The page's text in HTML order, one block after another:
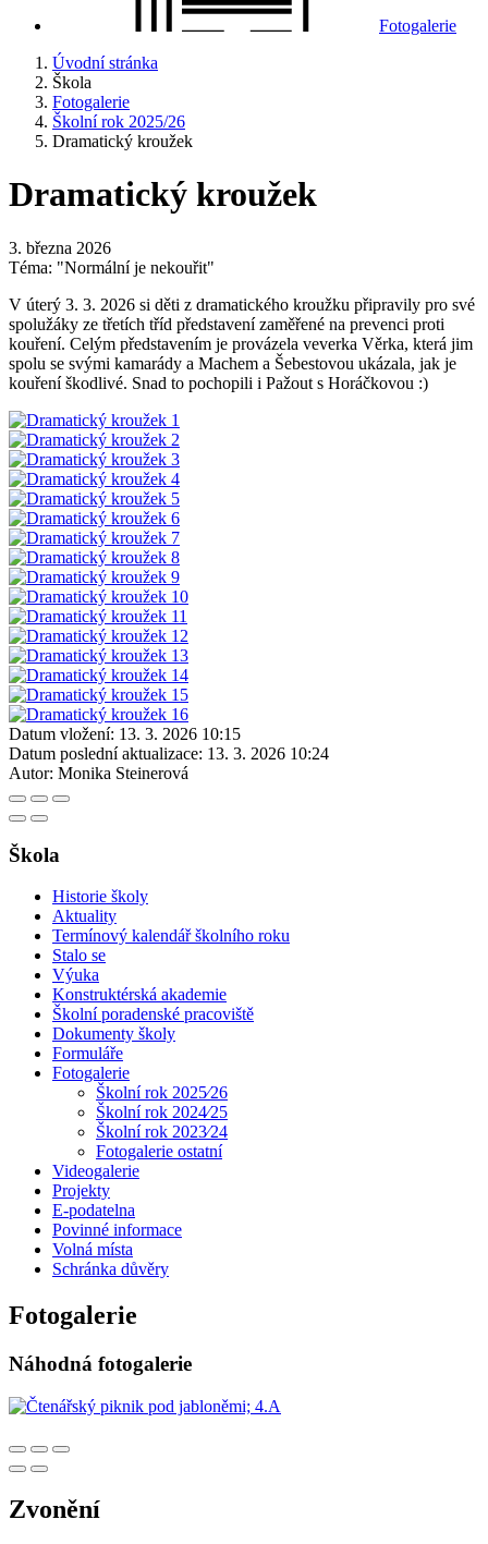
Fotogalerie
Úvodní stránka
Škola
Fotogalerie
Školní rok 2025/26
Dramatický kroužek
Dramatický kroužek
3. března 2026
Téma: "Normální je nekouřit"
V úterý 3. 3. 2026 si děti z dramatického kroužku připravily pro své
spolužáky ze třetích tříd představení zaměřené na prevenci proti
kouření. Celým představením je provázela veverka Věrka, která jim
spolu se svými kamarády a Machem a Šebestovou ukázala, jak je
kouření škodlivé. Snad to pochopili i Pažout s Horáčkovou :)
Datum vložení: 13. 3. 2026 10:15
Datum poslední aktualizace: 13. 3. 2026 10:24
Autor: Monika Steinerová
Škola
Historie školy
Aktuality
Termínový kalendář školního roku
Stalo se
Výuka
Konstruktérská akademie
Školní poradenské pracoviště
Dokumenty školy
Formuláře
Fotogalerie
Školní rok 2025⁄26
Školní rok 2024⁄25
Školní rok 2023⁄24
Fotogalerie ostatní
Videogalerie
Projekty
E-podatelna
Povinné informace
Volná místa
Schránka důvěry
Fotogalerie
Náhodná fotogalerie
Zvonění